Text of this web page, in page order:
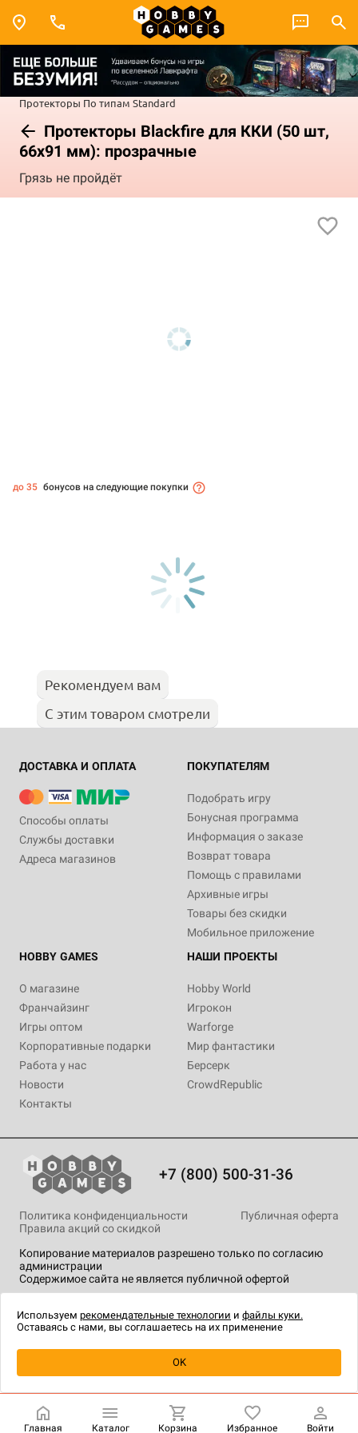
Протекторы По типам Standard
Протекторы Blackfire для ККИ (50 шт,
66x91 мм): прозрачные
Грязь не пройдёт
Уведомить о наличии
до 35 бонусов на следующие покупки
Рекомендуем вам
С этим товаром смотрели
ДОСТАВКА И ОПЛАТА
Способы оплаты
Службы доставки
Адреса магазинов
ПОКУПАТЕЛЯМ
Подобрать игру
Бонусная программа
Информация о заказе
Возврат товара
Помощь с правилами
Архивные игры
Товары без скидки
Мобильное приложение
HOBBY GAMES
О магазине
Франчайзинг
Игры оптом
Корпоративные подарки
Работа у нас
Новости
Контакты
НАШИ ПРОЕКТЫ
Hobby World
Игрокон
Warforge
Мир фантастики
Берсерк
CrowdRepublic
+7 (800) 500-31-36
Копирование материалов разрешено только по согласию
администрации
Содержимое сайта не является публичной офертой
Политика конфиденциальности
Публичная оферта
Правила акций со скидкой
технологии.
Главная Каталог Корзина Избранное Войти
Используем рекомендательные технологии и файлы куки.
Оставаясь с нами, вы соглашаетесь на их применение
OK